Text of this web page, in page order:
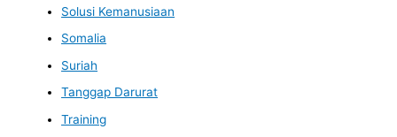
Solusi Kemanusiaan
Somalia
Suriah
Tanggap Darurat
Training